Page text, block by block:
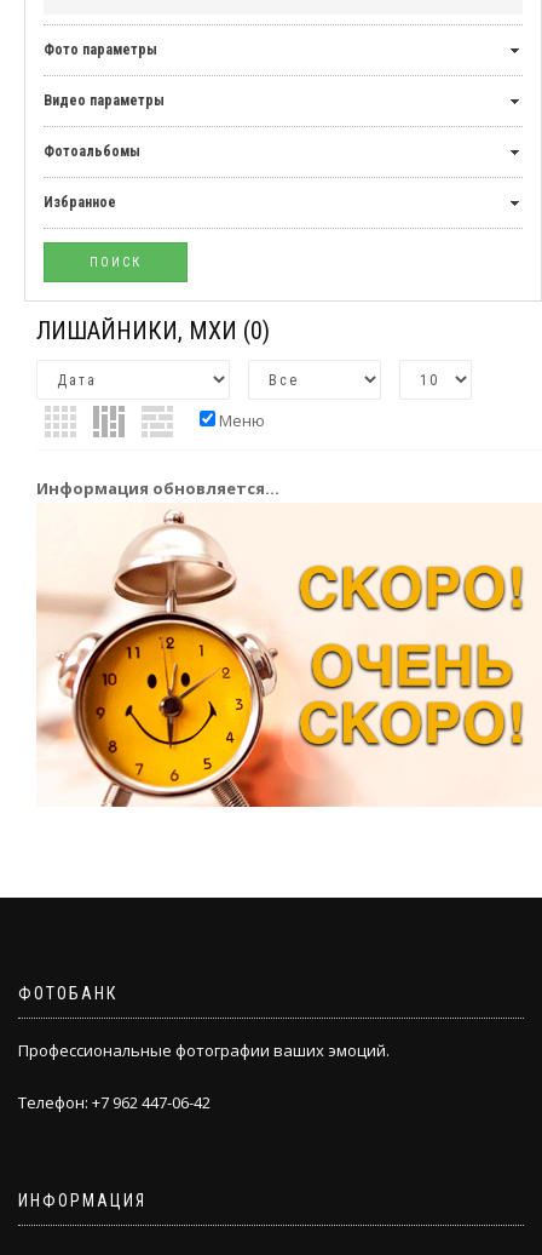
Фото параметры
Видео параметры
Фотоальбомы
Избранное
ЛИШАЙНИКИ, МХИ (0)
Меню
Информация обновляется...
ФОТОБАНК
Профессиональные фотографии ваших эмоций.
Телефон: +7 962 447-06-42
ИНФОРМАЦИЯ